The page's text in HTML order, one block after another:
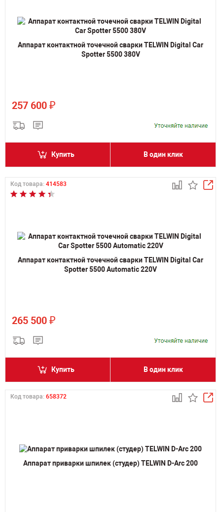
Аппарат контактной точечной сварки TELWIN Digital Car
Spotter 5500 380V
257 600 ₽
Купить В один клик
Код товара: 414583
Аппарат контактной точечной сварки TELWIN Digital Car
Spotter 5500 Automatic 220V
265 500 ₽
Купить В один клик
Код товара: 658372
Аппарат приварки шпилек (студер) TELWIN D-Arc 200